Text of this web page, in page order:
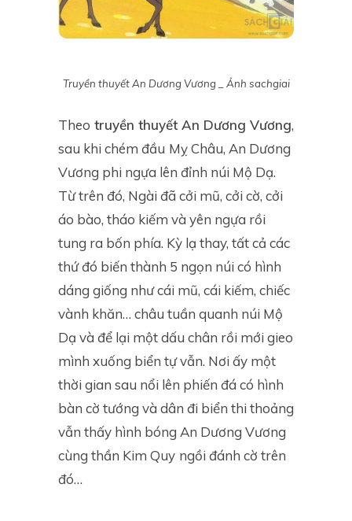
Truyền thuyết An Dương Vương _ Ảnh sachgiai
Theo truyền thuyết An Dương Vương,
sau khi chém đầu Mỵ Châu, An Dương
Vương phi ngựa lên đỉnh núi Mộ Dạ.
Từ trên đó, Ngài đã cởi mũ, cởi cờ, cởi
áo bào, tháo kiếm và yên ngựa rồi
tung ra bốn phía. Kỳ lạ thay, tất cả các
thứ đó biến thành 5 ngọn núi có hình
dáng giống như cái mũ, cái kiếm, chiếc
vành khăn… châu tuần quanh núi Mộ
Dạ và để lại một dấu chân rồi mới gieo
mình xuống biển tự vẫn. Nơi ấy một
thời gian sau nổi lên phiến đá có hình
bàn cờ tướng và dân đi biển thi thoảng
vẫn thấy hình bóng An Dương Vương
cùng thần Kim Quy ngồi đánh cờ trên
đó…